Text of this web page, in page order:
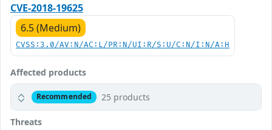
CVE-2018-19625
6.5 (Medium)
CVSS:3.0/AV:N/AC:L/PR:N/UI:R/S:U/C:N/I:N/A:H
Affected products
Recommended 25 products
Threats